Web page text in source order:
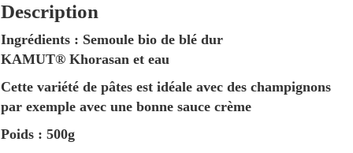
Description
Ingrédients : Semoule bio de blé dur
KAMUT® Khorasan et eau
Cette variété de pâtes est idéale avec des champignons
par exemple avec une bonne sauce crème
Poids : 500g